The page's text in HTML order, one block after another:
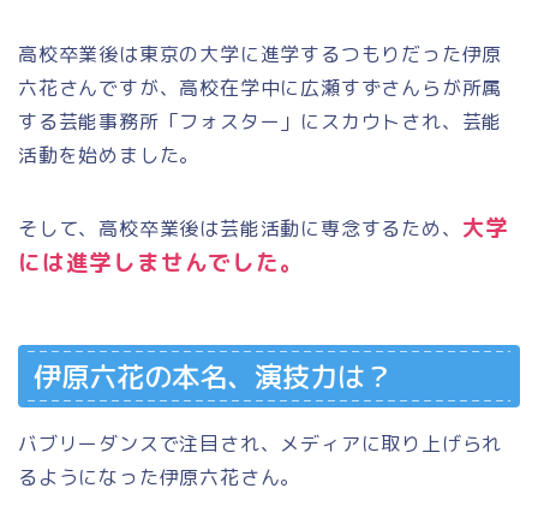
高校卒業後は東京の大学に進学するつもりだった伊原
六花さんですが、高校在学中に広瀬すずさんらが所属
する芸能事務所「フォスター」にスカウトされ、芸能
活動を始めました。
そして、高校卒業後は芸能活動に専念するため、 大学
には進学しませんでした。
伊原六花の本名、演技力は？
バブリーダンスで注目され、メディアに取り上げられ
るようになった伊原六花さん。